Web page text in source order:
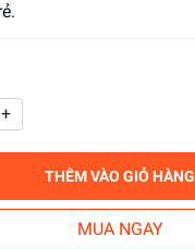
+
THÊM VÀO GIỎ HÀNG
MUA NGAY